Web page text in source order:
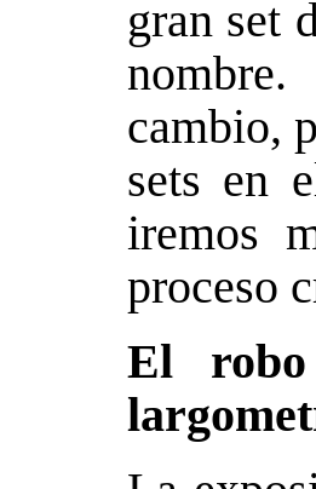
gran set
cambio,
sets en
iremos
proceso
El